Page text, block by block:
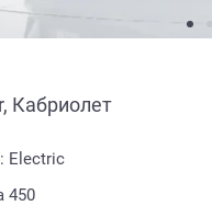
Кабриолет
Electric
450